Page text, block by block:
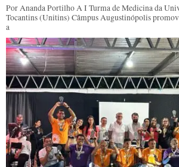
Por Ananda Portilho A I Turma de Medicina da
Tocantins (Unitins) Câmpus Augustinópolis
a